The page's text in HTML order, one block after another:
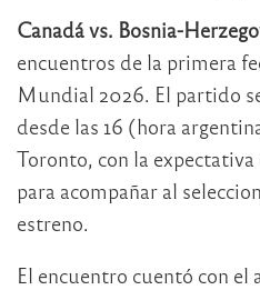
Canadá vs. Bosnia-
encuentros de la primera
Mundial 2026. El partido
desde las 16 (hora
Toronto, con la
para acompañar al
estreno.
El encuentro cuentó con